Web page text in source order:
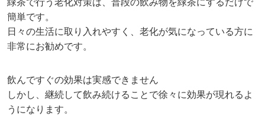
緑茶で行う老化対策は、普段の飲み物を緑茶にするだけで
簡単です。
日々の生活に取り入れやすく、老化が気になっている方に
非常にお勧めです。
飲んですぐの効果は実感できません
しかし、継続して飲み続けることで徐々に効果が現れるよ
うになります。